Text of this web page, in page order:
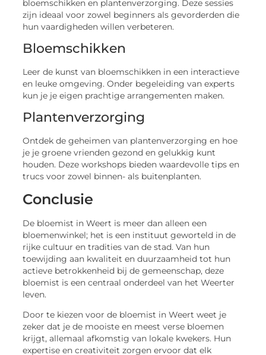
bloemschikken en plantenverzorging. Deze sessies
zijn ideaal voor zowel beginners als gevorderden die
hun vaardigheden willen verbeteren.
Bloemschikken
Leer de kunst van bloemschikken in een interactieve
en leuke omgeving. Onder begeleiding van experts
kun je je eigen prachtige arrangementen maken.
Plantenverzorging
Ontdek de geheimen van plantenverzorging en hoe
je je groene vrienden gezond en gelukkig kunt
houden. Deze workshops bieden waardevolle tips en
trucs voor zowel binnen- als buitenplanten.
Conclusie
De bloemist in Weert is meer dan alleen een
bloemenwinkel; het is een instituut geworteld in de
rijke cultuur en tradities van de stad. Van hun
toewijding aan kwaliteit en duurzaamheid tot hun
actieve betrokkenheid bij de gemeenschap, deze
bloemist is een centraal onderdeel van het Weerter
leven.
Door te kiezen voor de bloemist in Weert weet je
zeker dat je de mooiste en meest verse bloemen
krijgt, allemaal afkomstig van lokale kwekers. Hun
expertise en creativiteit zorgen ervoor dat elk